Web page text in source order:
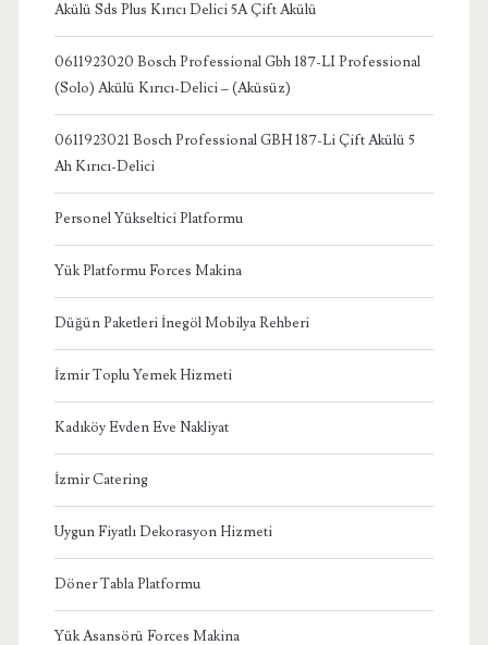
Akülü Sds Plus Kırıcı Delici 5A Çift Akülü
0611923020 Bosch Professional Gbh 187-LI Professional
(Solo) Akülü Kırıcı-Delici – (Aküsüz)
0611923021 Bosch Professional GBH 187-Li Çift Akülü 5
Ah Kırıcı-Delici
Personel Yükseltici Platformu
Yük Platformu Forces Makina
Düğün Paketleri İnegöl Mobilya Rehberi
İzmir Toplu Yemek Hizmeti
Kadıköy Evden Eve Nakliyat
İzmir Catering
Uygun Fiyatlı Dekorasyon Hizmeti
Döner Tabla Platformu
Yük Asansörü Forces Makina